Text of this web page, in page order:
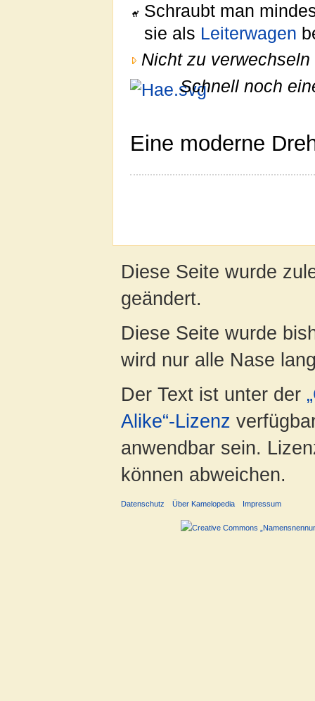
Schraubt man
sie als Leiterwagen
Nicht zu verwechseln
Schnell noch
Eine moderne
Diese Seite wurde
geändert.
Diese Seite wurde
wird nur alle Nase
Der Text ist unter der
Alike“-Lizenz
anwendbar sein.
können abweichen.
Datenschutz Über Kamelopedia Impressum